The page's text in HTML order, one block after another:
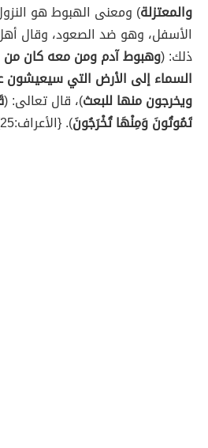
والمعتزلة) ومعنى الهبوط هو
الأسفل، وهو ضد الصعود، وقال
ذلك: (وهبوط آدم ومن معه كان
السماء إلى الأرض التي سيعيشون
ويخرجون منها للبعث)، قال تعالى: (
تَمُوتُونَ وَمِنْهَا تُخْرَجُونَ). {الأعراف:25}